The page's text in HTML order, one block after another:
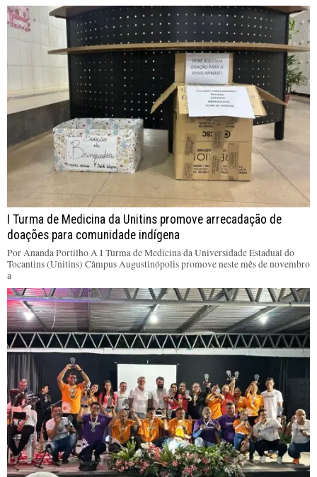
I Turma de Medicina da Unitins promove arrecadação de
doações para comunidade indígena
Por Ananda Portilho A I Turma de Medicina da Universidade Estadual do
Tocantins (Unitins) Câmpus Augustinópolis promove neste mês de novembro
a